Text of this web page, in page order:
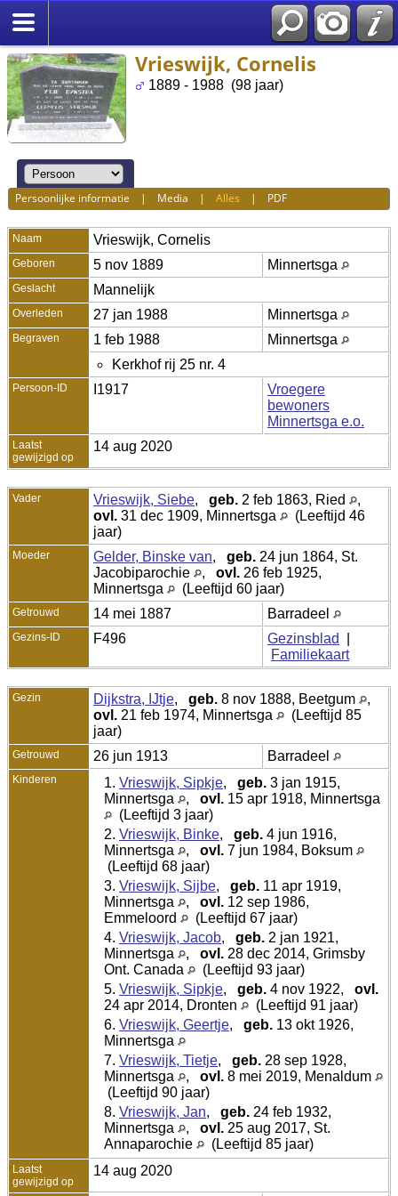
Vrieswijk, Cornelis
1889 - 1988 (98 jaar)
Persoonlijke informatie | Media |Alles | PDF
Naam Vrieswijk, Cornelis
Geboren 5 nov 1889 Minnertsga
Geslacht Mannelijk
Overleden 27 jan 1988 Minnertsga
Begraven 1 feb 1988
Minnertsga
Kerkhof rij 25 nr. 4
Persoon-ID I1917
Vroegere
bewoners
Minnertsga e.o.
Laatst
gewijzigd op
14 aug 2020
Vader Vrieswijk, Siebe, geb. 2 feb 1863, Ried
,
ovl. 31 dec 1909, Minnertsga
(Leeftijd 46
jaar)
Moeder Gelder, Binske van, geb. 24 jun 1864, St.
Jacobiparochie
, ovl. 26 feb 1925,
Minnertsga
(Leeftijd 60 jaar)
Getrouwd 14 mei 1887 Barradeel
Gezins-ID F496 Gezinsblad
Familiekaart
Gezin Dijkstra, IJtje, geb. 8 nov 1888, Beetgum
,
ovl. 21 feb 1974, Minnertsga
(Leeftijd 85
jaar)
Getrouwd 26 jun 1913 Barradeel
Kinderen 1. Vrieswijk, Sipkje, geb. 3 jan 1915,
Minnertsga
, ovl. 15 apr 1918, Minnertsga
(Leeftijd 3 jaar)
2. Vrieswijk, Binke, geb. 4 jun 1916,
Minnertsga
, ovl. 7 jun 1984, Boksum
(Leeftijd 68 jaar)
3. Vrieswijk, Sijbe, geb. 11 apr 1919,
Minnertsga
, ovl. 12 sep 1986,
Emmeloord
(Leeftijd 67 jaar)
4. Vrieswijk, Jacob, geb. 2 jan 1921,
Minnertsga
, ovl. 28 dec 2014, Grimsby
Ont. Canada
(Leeftijd 93 jaar)
5. Vrieswijk, Sipkje, geb. 4 nov 1922, ovl.
24 apr 2014, Dronten
(Leeftijd 91 jaar)
6. Vrieswijk, Geertje, geb. 13 okt 1926,
Minnertsga
7. Vrieswijk, Tietje, geb. 28 sep 1928,
Minnertsga
, ovl. 8 mei 2019, Menaldum
(Leeftijd 90 jaar)
8. Vrieswijk, Jan, geb. 24 feb 1932,
Minnertsga
, ovl. 25 aug 2017, St.
Annaparochie
(Leeftijd 85 jaar)
Laatst
gewijzigd op
14 aug 2020